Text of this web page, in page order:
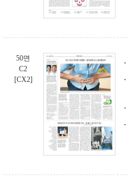
50면
C2
[CX2]